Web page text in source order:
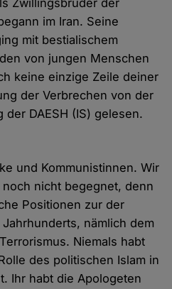
Zwillingsbruder der
im Iran. Seine
mit bestialischem
von jungen Menschen
keine einzige Zeile deiner
der Verbrechen von der
DAESH (IS) gelesen.
und Kommunistinnen. Wir
nicht begegnet, denn
Positionen zur der
nämlich dem
Niemals habt
des politischen Islam in
Ihr habt die Apologeten